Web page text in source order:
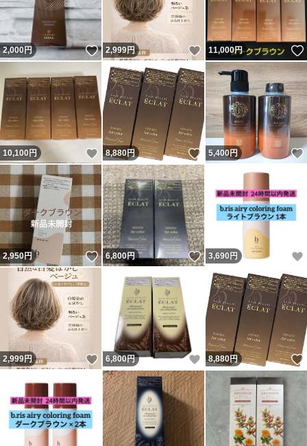
2,000円 いいね！
2,999円 いいね！
11,000円
10,100円 いいね！
8,880円 いいね！
5,400円
2,950円 いいね！
6,800円 いいね！
3,690 円
2,999円 いいね！
6,800円 いいね！
8,880円